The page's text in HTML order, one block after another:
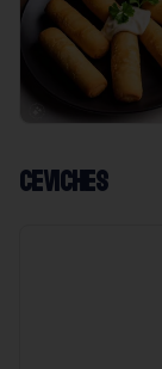
Ceviches